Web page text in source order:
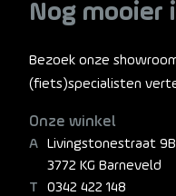
Nog
Bezoek onze
(fiets)specialisten
Onze winkel
Livingstonestraat 9B
3772 KG Barneveld
0342 422 148